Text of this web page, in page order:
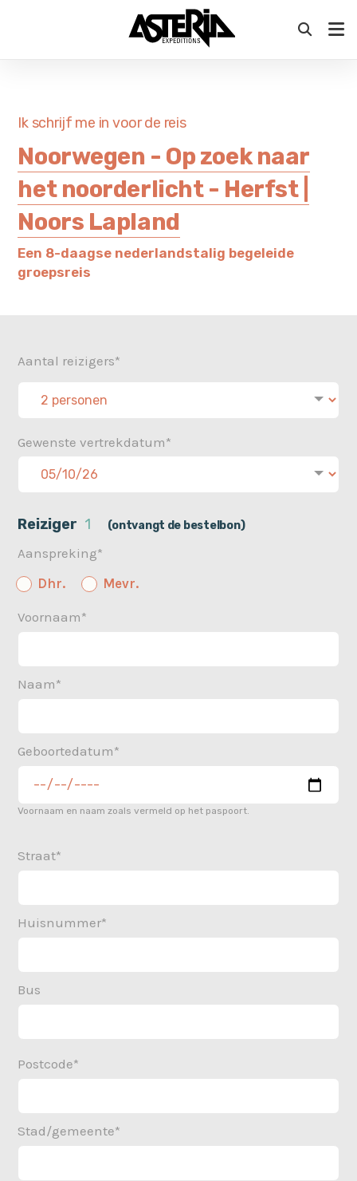
VOORSTELLING AANBOD 2027 - Ontdek ons aanbod
voor komend jaar op zaterdag 12 september in
Ik schrijf me in voor de reis
Noorwegen - Op zoek naar
het noorderlicht - Herfst |
Noors Lapland
Een 8-daagse nederlandstalig begeleide
groepsreis
Aantal reizigers*
Gewenste vertrekdatum*
Reiziger 1 (ontvangt de bestelbon)
Aanspreking*
Dhr.
Mevr.
Voornaam*
Naam*
Geboortedatum*
Voornaam en naam zoals vermeld op het paspoort.
Straat*
Huisnummer*
Bus
Postcode*
Stad/gemeente*